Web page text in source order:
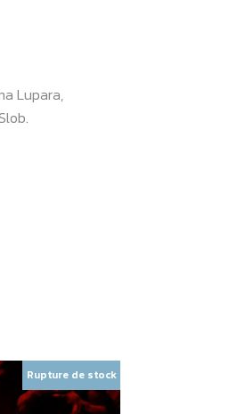
Lupara,
Rupture de stock